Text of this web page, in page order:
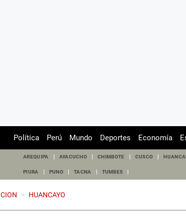
Política Perú Mundo Deportes Economía
AREQUIPA AYACUCHO CHIMBOTE CUSCO
PIURA PUNO TACNA TUMBES
> HUANCAYO